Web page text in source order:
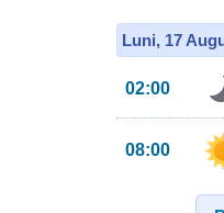
Luni, 17
02:00
08:00